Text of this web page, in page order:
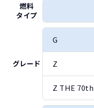
燃料
タイプ
グレード
G
Z
Z THE 70th